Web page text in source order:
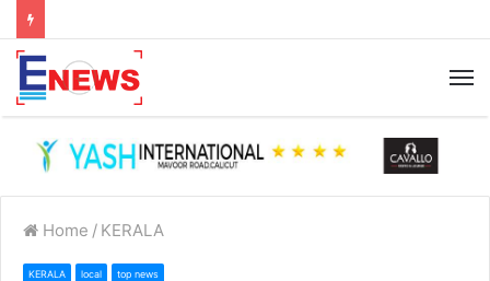
Home / KERALA
KERALA local top news